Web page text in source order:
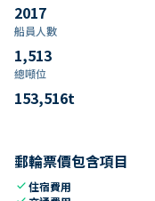
2017
船員人數
1,513
總噸位
153,516t
郵輪票價包含項目
check住宿費用